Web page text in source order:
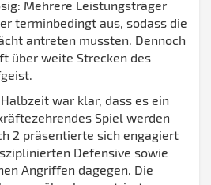
Mehrere Leistungsträger
terminbedingt aus, sodass die
antreten mussten. Dennoch
über weite Strecken des
war klar, dass es ein
Spiel werden
2 präsentierte sich engagiert
Defensive sowie
Angriffen dagegen. Die